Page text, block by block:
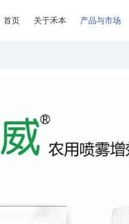
首页 关于禾本 产品与市场